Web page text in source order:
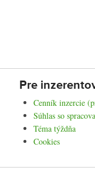
Pre
Cenník inzercie
Súhlas so
Téma týždňa
Cookies